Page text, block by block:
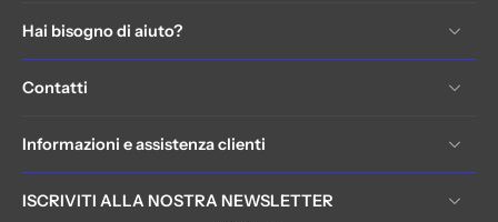
Hai bisogno di aiuto?
Contatti
Informazioni e assistenza clienti
ISCRIVITI ALLA NOSTRA NEWSLETTER